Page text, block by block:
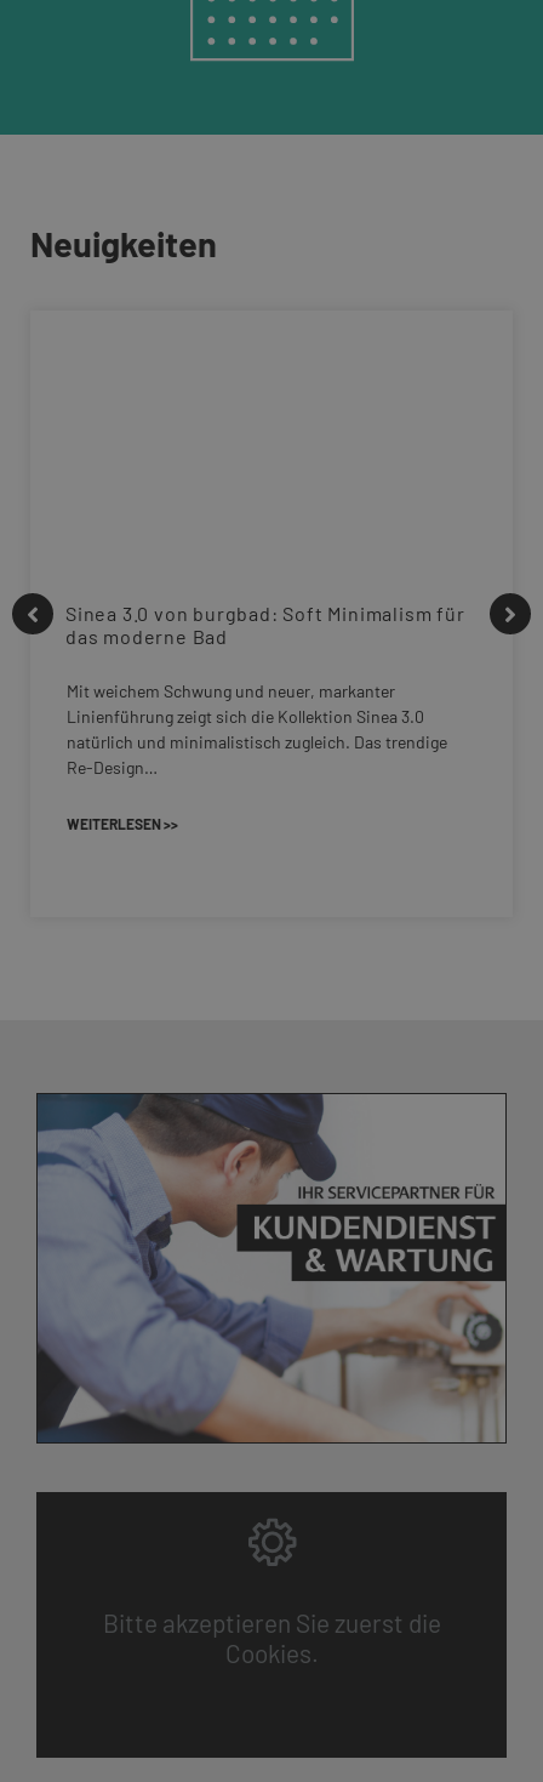
Neuigkeiten
Sinea 3.0 von burgbad: Soft Minimalism für
das moderne Bad
Mit weichem Schwung und neuer, markanter
Linienführung zeigt sich die Kollektion Sinea 3.0
natürlich und minimalistisch zugleich. Das trendige
Re-Design…
WEITERLESEN >>
Bitte akzeptieren Sie zuerst die
Cookies.